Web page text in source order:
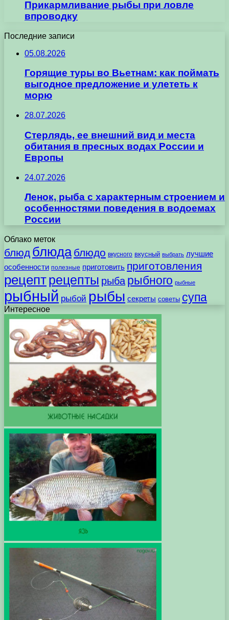
Прикармливание рыбы при ловле
впроводку
Последние записи
05.08.2026
Горящие туры во Вьетнам: как поймать
выгодное предложение и улететь к
морю
28.07.2026
Стерлядь, ее внешний вид и места
обитания в пресных водах России и
Европы
24.07.2026
Ленок, рыба с характерным строением и
особенностями поведения в водоемах
России
Облако меток
блюд блюда блюдо вкусного вкусный выбрать лучшие
особенности полезные приготовить приготовления
рецептрецепты рыба рыбного рыбные
рыбный рыбой рыбы секреты советы супа
Интересное